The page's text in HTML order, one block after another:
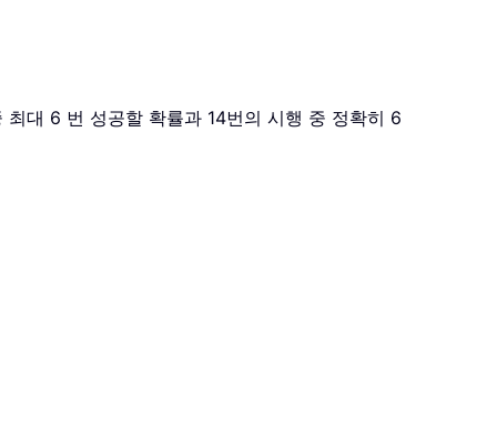
대 6 번 성공할 확률과 14번의 시행 중 정확히 6